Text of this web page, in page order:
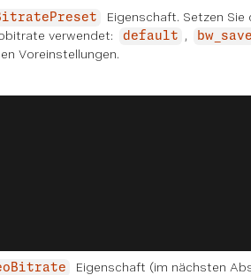
Eigenschaft. Setzen
verwendet:
default ,
Voreinstellungen.
Eigenschaft (im nächsten